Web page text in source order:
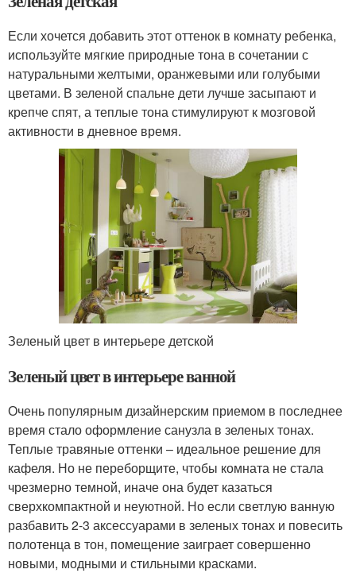
Если хочется добавить этот оттенок в комнату ребенка,
используйте мягкие природные тона в сочетании с
натуральными желтыми, оранжевыми или голубыми
цветами. В зеленой спальне дети лучше засыпают и
крепче спят, а теплые тона стимулируют к мозговой
активности в дневное время.
Зеленый цвет в интерьере детской
Зеленый цвет в интерьере ванной
Очень популярным дизайнерским приемом в последнее
время стало оформление санузла в зеленых тонах.
Теплые травяные оттенки – идеальное решение для
кафеля. Но не переборщите, чтобы комната не стала
чрезмерно темной, иначе она будет казаться
сверхкомпактной и неуютной. Но если светлую ванную
разбавить 2-3 аксессуарами в зеленых тонах и повесить
полотенца в тон, помещение заиграет совершенно
новыми, модными и стильными красками.